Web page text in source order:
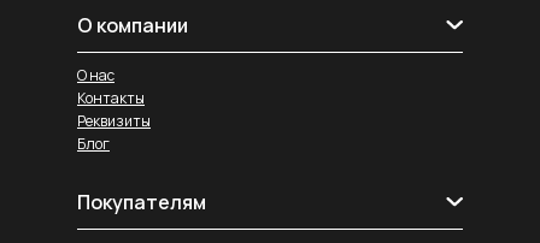
О компании
Реквизиты
Блог
О нас
Контакты
Покупателям